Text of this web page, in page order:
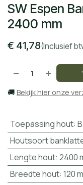
SW Espen
2400 mm
€ 41,78(Inclusief
🚚 Bekijk hier onze
Toepassing hout:
Houtsoort
Lengte hout: 2400
Breedte hout: 120